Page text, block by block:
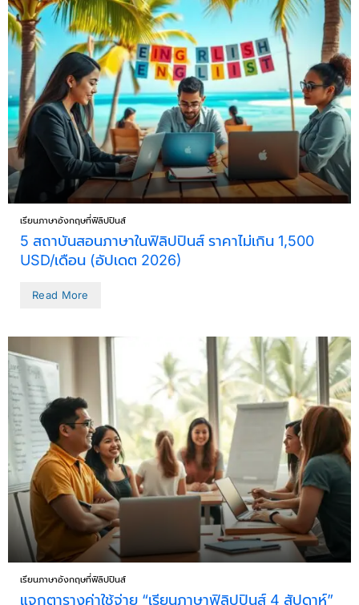
เรียนภาษาอังกฤษที่ฟิลิปปินส์
5 สถาบันสอนภาษาในฟิลิปปินส์ ราคาไม่เกิน 1,500
USD/เดือน (อัปเดต 2026)
Read More
เรียนภาษาอังกฤษที่ฟิลิปปินส์
แจกตารางค่าใช้จ่าย “เรียนภาษาฟิลิปปินส์ 4 สัปดาห์”